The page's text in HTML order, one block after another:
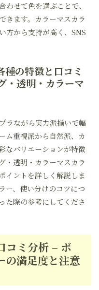
わせて色を選ぶことで、
きます。カラーマスカラ
方から支持が高く、SNS
種の特徴と口コミ
・透明・カラーマ
ラながら実力派揃いで幅
ム重視派から自然派、カ
なバリエーションが特徴
・透明・カラーマスカラ
イントを詳しく解説しま
ー、使い分けのコツにつ
た際の参考にしてくださ
コミ分析 – ボ
の満足度と注意